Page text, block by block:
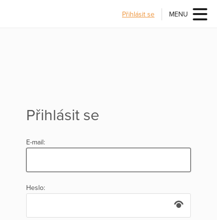
Přihlásit se MENU
Přihlásit se
E-mail:
Heslo: